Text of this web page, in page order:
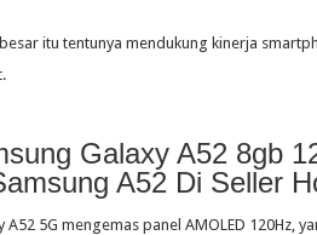
itu tentunya mendukung kinerja
Galaxy A52 8gb
A52 Di Seller
A52 5G mengemas panel AMOLED 120Hz,